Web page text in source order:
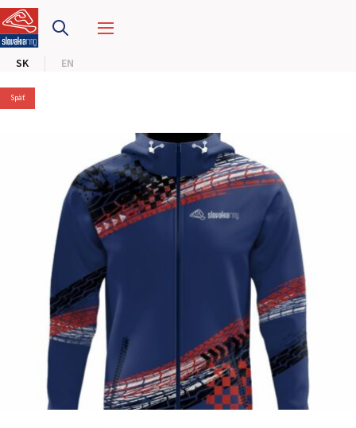
SK EN
PRETEKÁRSKY OKRUH
MOTOKÁRY
MAPA STRÁNKY
E-SHOP A VSTUPENKY
PRE FIRMY
PODUJATIA 2026
KONTAKTY
Späť